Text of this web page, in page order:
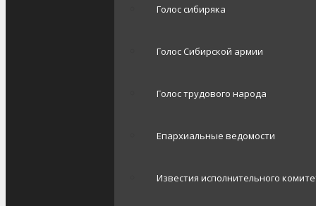
Голос сибиряка
Голос Сибирской армии
Голос трудового народа
Епархиальные ведомости
Известия исполнительного